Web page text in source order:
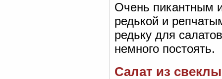
Очень пикантным
редькой и
редьку для
немного постоять.
Салат из